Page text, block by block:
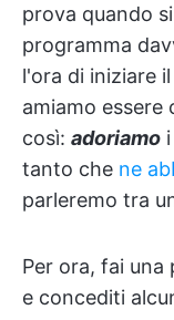
prova quando
programma
l'ora di iniziare
amiamo essere
così: adoriamo
tanto che ne
parleremo tra
Per ora, fai una
e concediti